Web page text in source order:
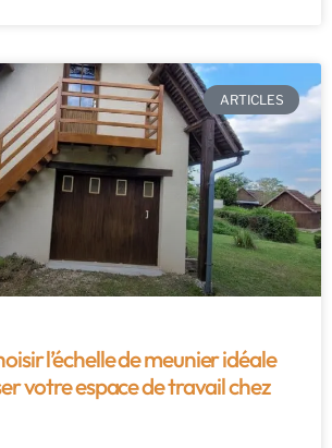
ARTICLES
l’échelle de meunier idéale
votre espace de travail chez